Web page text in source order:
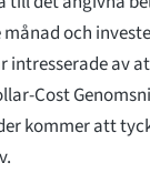
och
intresserade av
Cost
kommer att